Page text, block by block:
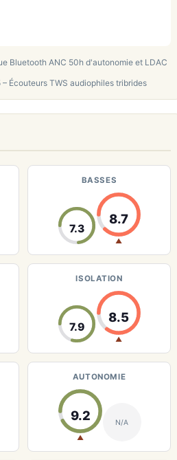
Bluetooth ANC 50h d'autonomie et LDAC
– Écouteurs TWS audiophiles tribrides
BASSES
7.3
8.7
▲
ISOLATION
7.9
8.5
▲
AUTONOMIE
9.2
▲
N/A